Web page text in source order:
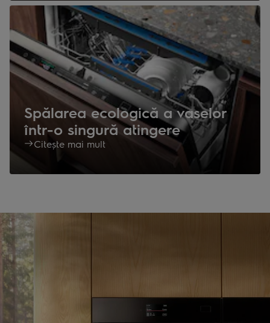
Spălarea ecologică a vaselor
într-o singură atingere
Citește mai mult